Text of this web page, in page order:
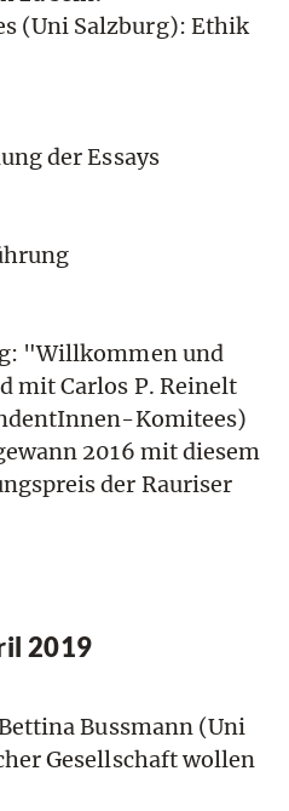
(Uni Salzburg): Ethik
der Essays
"Willkommen und
mit Carlos P. Reinelt
Komitees)
2016 mit diesem
der Rauriser
2019
Bussmann (Uni
Gesellschaft wollen